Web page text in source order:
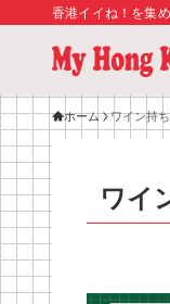
香港イイね！を集
ホーム ワイン持
ワイ